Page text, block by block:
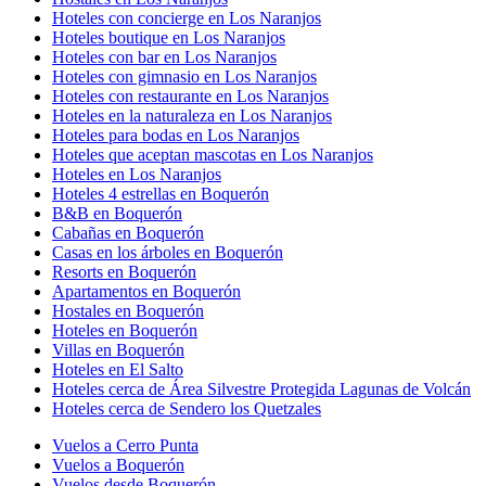
Hoteles con concierge en Los Naranjos
Hoteles boutique en Los Naranjos
Hoteles con bar en Los Naranjos
Hoteles con gimnasio en Los Naranjos
Hoteles con restaurante en Los Naranjos
Hoteles en la naturaleza en Los Naranjos
Hoteles para bodas en Los Naranjos
Hoteles que aceptan mascotas en Los Naranjos
Hoteles en Los Naranjos
Hoteles 4 estrellas en Boquerón
B&B en Boquerón
Cabañas en Boquerón
Casas en los árboles en Boquerón
Resorts en Boquerón
Apartamentos en Boquerón
Hostales en Boquerón
Hoteles en Boquerón
Villas en Boquerón
Hoteles en El Salto
Hoteles cerca de Área Silvestre Protegida Lagunas de Volcán
Hoteles cerca de Sendero los Quetzales
Vuelos a Cerro Punta
Vuelos a Boquerón